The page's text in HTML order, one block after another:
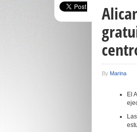
By Marina
El